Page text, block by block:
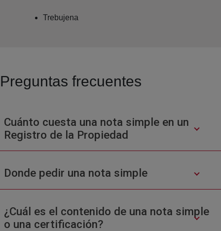
Trebujena
Preguntas frecuentes
Cuánto cuesta una nota simple en un
Registro de la Propiedad
Donde pedir una nota simple
¿Cuál es el contenido de una nota simple
o una certificación?